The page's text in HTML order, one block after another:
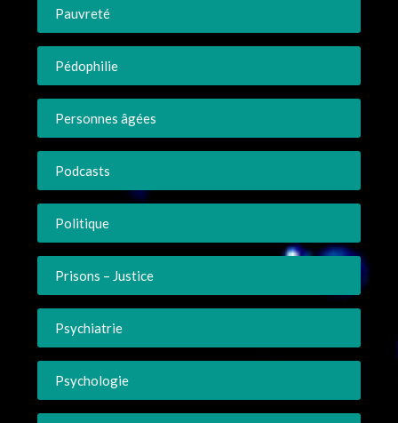
Pauvreté
Pédophilie
Personnes âgées
Podcasts
Politique
Prisons – Justice
Psychiatrie
Psychologie